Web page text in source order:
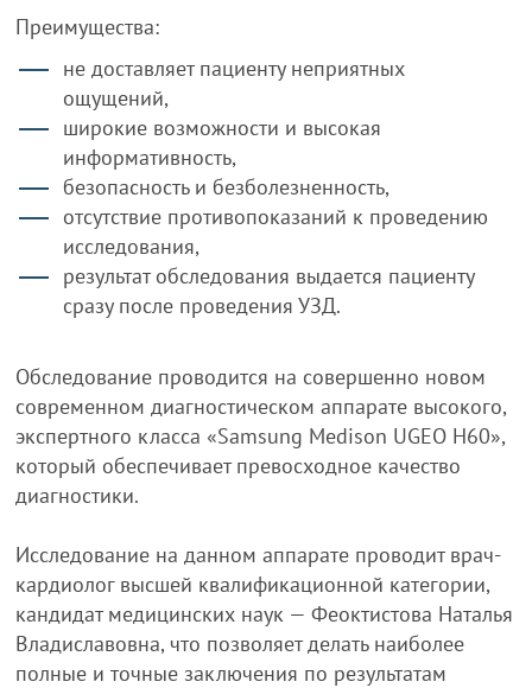
Преимущества:
не доставляет пациенту неприятных
ощущений,
широкие возможности и высокая
информативность,
безопасность и безболезненность,
отсутствие противопоказаний к проведению
исследования,
результат обследования выдается пациенту
сразу после проведения УЗД.
Обследование проводится на совершенно новом
современном диагностическом аппарате высокого,
экспертного класса «Samsung Medison UGEO H60»,
который обеспечивает превосходное качество
диагностики.
Исследование на данном аппарате проводит врач-
кардиолог высшей квалификационной категории,
кандидат медицинских наук — Феоктистова Наталья
Владиславовна, что позволяет делать наиболее
полные и точные заключения по результатам